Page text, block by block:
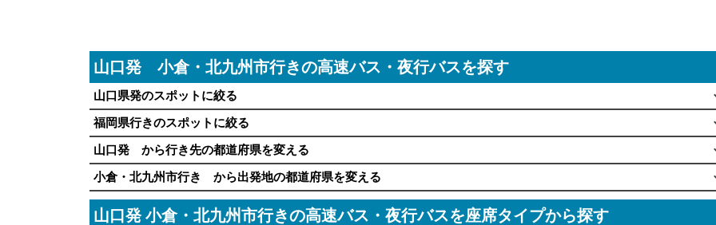
山口発 小倉・北九州市行きの高速バス・夜行バスを探す
山口県発のスポットに絞る
福岡県行きのスポットに絞る
山口発 から行き先の都道府県を変える
小倉・北九州市行き から出発地の都道府県を変える
山口発 小倉・北九州市行きの高速バス・夜行バスを座席タイプから探す